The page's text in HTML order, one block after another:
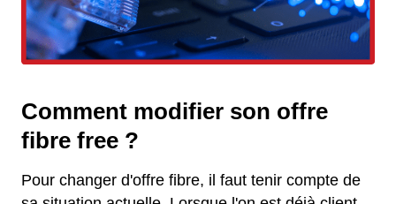
Comment modifier son offre
fibre free ?
Pour changer d'offre fibre, il faut tenir compte de